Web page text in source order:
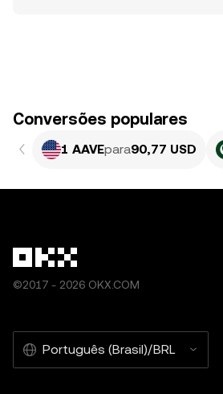
Conversões populares
1 AAVEpara90,77 USD
©2017 - 2026 OKX.COM
Português (Brasil)/BRL